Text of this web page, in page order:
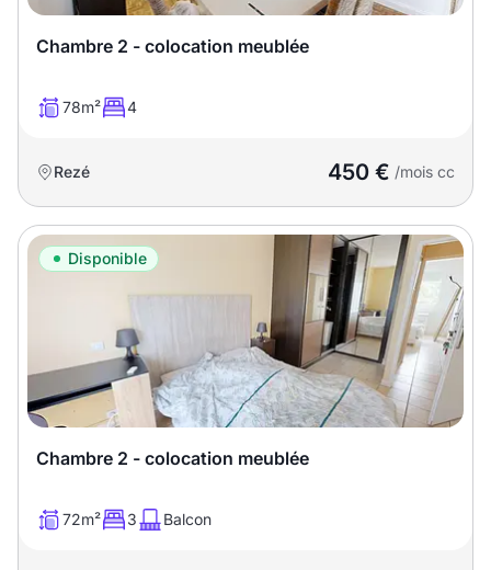
T16
Superficie
Nombre de chambres
chambres
disponibles
Espaces additionnels
Chambre 2 - colocation meublée
78m² 4
Rezé 450 € /mois cc
Disponible
Chambre 2 - colocation meublée
72m² 3 Balcon